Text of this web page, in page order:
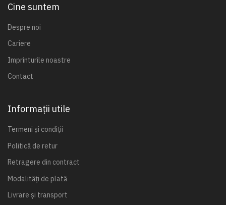
Cine suntem
Despre noi
Cariere
Imprinturile noastre
Contact
Informații utile
Termeni și condiții
Politică de retur
Retragere din contract
Modalități de plată
Livrare și transport